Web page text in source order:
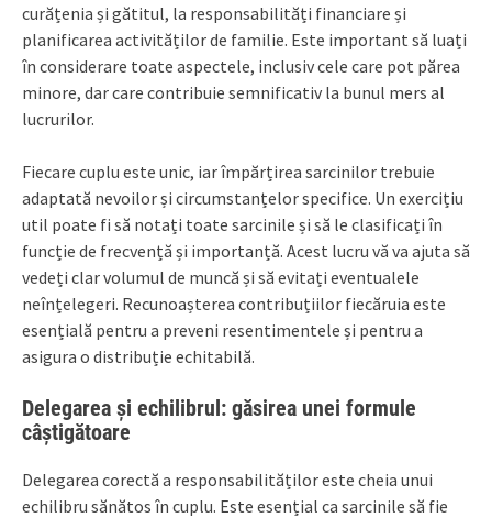
curățenia și gătitul, la responsabilități financiare și
planificarea activităților de familie. Este important să luați
în considerare toate aspectele, inclusiv cele care pot părea
minore, dar care contribuie semnificativ la bunul mers al
lucrurilor.
Fiecare cuplu este unic, iar împărțirea sarcinilor trebuie
adaptată nevoilor și circumstanțelor specifice. Un exercițiu
util poate fi să notați toate sarcinile și să le clasificați în
funcție de frecvență și importanță. Acest lucru vă va ajuta să
vedeți clar volumul de muncă și să evitați eventualele
neînțelegeri. Recunoașterea contribuțiilor fiecăruia este
esențială pentru a preveni resentimentele și pentru a
asigura o distribuție echitabilă.
Delegarea și echilibrul: găsirea unei formule
câștigătoare
Delegarea corectă a responsabilităților este cheia unui
echilibru sănătos în cuplu. Este esențial ca sarcinile să fie